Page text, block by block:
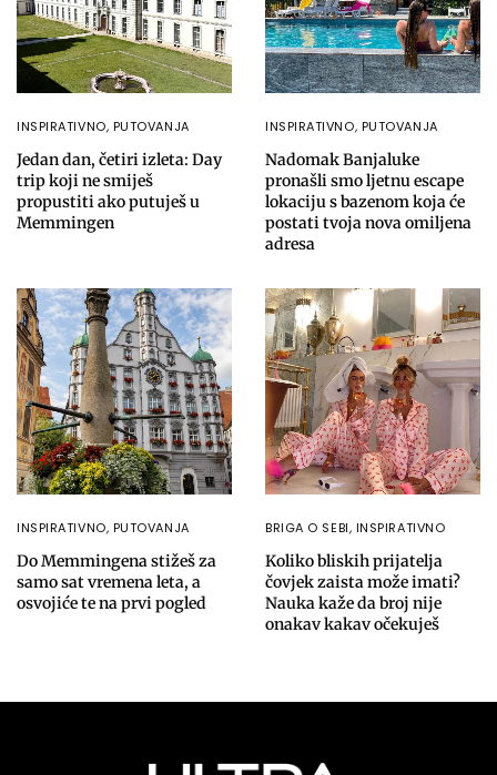
INSPIRATIVNO, PUTOVANJA
Jedan dan, četiri izleta: Day
trip koji ne smiješ
propustiti ako putuješ u
Memmingen
INSPIRATIVNO, PUTOVANJA
Nadomak Banjaluke
pronašli smo ljetnu escape
lokaciju s bazenom koja će
postati tvoja nova omiljena
adresa
INSPIRATIVNO, PUTOVANJA
Do Memmingena stižeš za
samo sat vremena leta, a
osvojiće te na prvi pogled
BRIGA O SEBI, INSPIRATIVNO
Koliko bliskih prijatelja
čovjek zaista može imati?
Nauka kaže da broj nije
onakav kakav očekuješ